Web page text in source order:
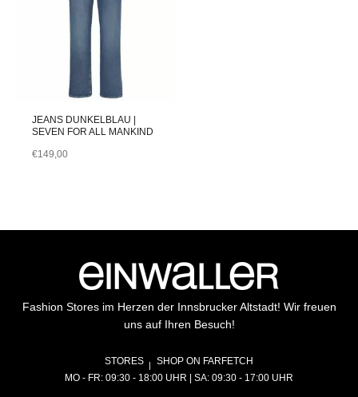
JEANS DUNKELBLAU |
SEVEN FOR ALL MANKIND
€149,00
Fashion Stores im Herzen der Innsbrucker Altstadt! Wir freuen
uns auf Ihren Besuch!
STORES
SHOP ON FARFETCH
MO - FR: 09:30 - 18:00 UHR | SA: 09:30 - 17:00 UHR